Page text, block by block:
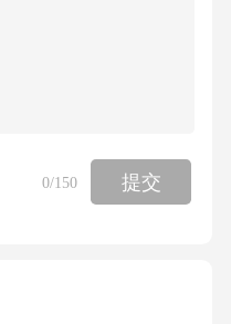
国际贸易的发展，
0/150 提交